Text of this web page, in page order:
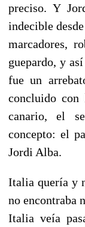
preciso. Y
indecible
marcadores,
guepardo, y
fue un
concluido
canario, el
concepto: el
Jordi Alba.
Italia quería y
no encontraba
Italia veía